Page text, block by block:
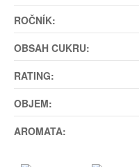
ROČNÍK:
OBSAH CUKRU:
RATING:
OBJEM:
AROMATA: